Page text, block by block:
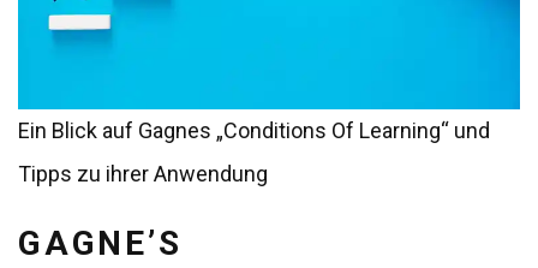
Ein Blick auf Gagnes „Conditions Of Learning“ und
Tipps zu ihrer Anwendung
GAGNE’S